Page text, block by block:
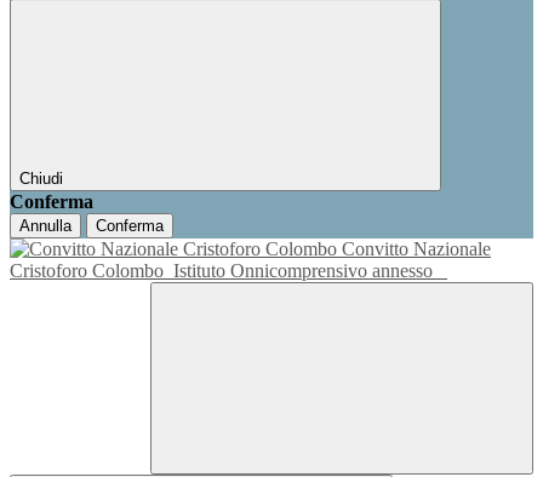
Chiudi
Conferma
Annulla Conferma
Convitto Nazionale
Cristoforo Colombo Istituto Onnicomprensivo annesso